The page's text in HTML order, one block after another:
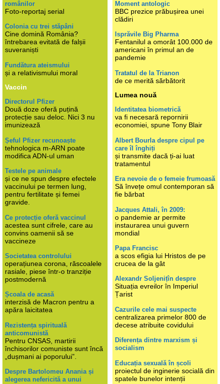
românilor
Foto-reportaj serial
Colonia cu trei stăpâni
Cine domină România?
întrebarea evitată de falșii
suveraniști
Fundătura ateismului
și a relativismului moral
Vaccin
Directorul Pfizer
Două doze oferă puțină
protecție sau deloc. Nici 3 nu
imunizează
Șeful Pfizer recunoaște
tehnologica m-ARN poate
modifica ADN-ul uman
Testele pe animale
și ce ne spun despre efectele
vaccinului pe termen lung,
pentru fertilitate și femei
gravide.
Ce protecție oferă vaccinul
acestea sunt cifrele, care au
convins oamenii să se
vaccineze
Societatea controlului
operațiunea corona, răscoalele
rasiale, piese într-o tranziție
postmodernă
Școala de acasă
interzisă de Macron pentru a
apăra laicitatea
Rezistența spirituală
anticomunistă
Pentru CNSAS, martirii
închisorilor comuniste sunt încă
„dușmani ai poporului”.
Despre Bartolomeu Anania și
alegerea nefericită a unui
Moment antologic
BBC prezice prăbușirea unei
clădiri
Isprăvile Big Pharma
Fentanilul a omorât 100.000 de
americani în primul an de
pandemie
Tratatul de la Trianon
de ce merită sărbătorit
Lumea nouă
Identitatea biometrică
va fi necesară repornirii
economiei, spune Tony Blair
Albert Bourla despre cipul pe
care îl înghiți
și transmite dacă ți-ai luat
tratamentul
Era nevoie de o femeie frumoasă
Să învețe omul contemporan să
fie bărbat
Jacques Attali, în 2009:
o pandemie ar permite
instaurarea unui guvern
mondial
Papa Francisc
a scos efigia lui Hristos de pe
crucea de la gât
Alexandr Soljenițîn despre
Situația evreilor în Imperiul
Țarist
Cazurile cele mai suspecte
centralizarea primelor 800 de
decese atribuite covidului
Diferența dintre marxism și
socialism
Educația sexuală în școli
proiectul de inginerie socială din
spatele bunelor intenții